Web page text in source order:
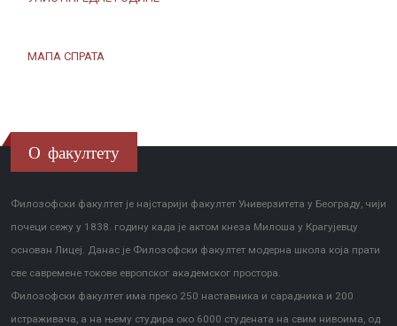
МАПА СПРАТА
О факултету
Филозофски факултет је најстарији факултет Универзитета у Београду, чији
почеци сежу у 1838. годину када је актом кнеза Милоша у Крагујевцу
основан Лицеј. Данас је Филозофски факултет модерна школа која прати
све савремене токове европског академског простора.
Филозофски факултет има преко 250 наставника и сарадника и 200
истраживача, а на њему студира око 6000 студената на свим нивоима, од